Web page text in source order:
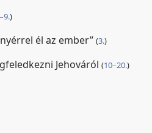
)
él az ember” (3.)
Jehováról (10–20.)